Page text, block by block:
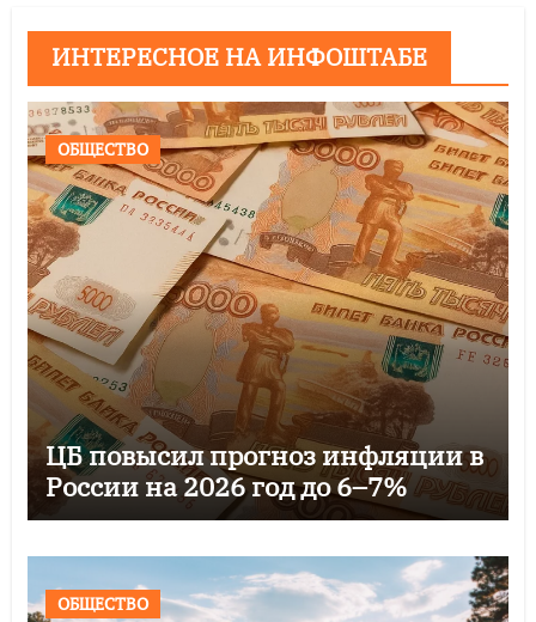
ИНТЕРЕСНОЕ НА ИНФОШТАБЕ
ОБЩЕСТВО
ЦБ повысил прогноз инфляции в
России на 2026 год до 6–7%
ОБЩЕСТВО